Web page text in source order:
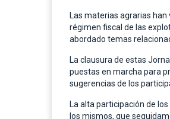
Las materias agrarias
régimen fiscal de las
abordado temas
La clausura de estas
puestas en marcha para
sugerencias de los
La alta participación de
los mismos, que